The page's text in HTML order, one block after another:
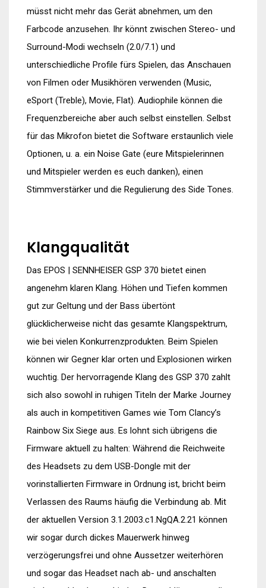
müsst nicht mehr das Gerät abnehmen, um den
Farbcode anzusehen. Ihr könnt zwischen Stereo- und
Surround-Modi wechseln (2.0/7.1) und
unterschiedliche Profile fürs Spielen, das Anschauen
von Filmen oder Musikhören verwenden (Music,
eSport (Treble), Movie, Flat). Audiophile können die
Frequenzbereiche aber auch selbst einstellen. Selbst
für das Mikrofon bietet die Software erstaunlich viele
Optionen, u. a. ein Noise Gate (eure Mitspielerinnen
und Mitspieler werden es euch danken), einen
Stimmverstärker und die Regulierung des Side Tones.
Klangqualität
Das EPOS | SENNHEISER GSP 370 bietet einen
angenehm klaren Klang. Höhen und Tiefen kommen
gut zur Geltung und der Bass übertönt
glücklicherweise nicht das gesamte Klangspektrum,
wie bei vielen Konkurrenzprodukten. Beim Spielen
können wir Gegner klar orten und Explosionen wirken
wuchtig. Der hervorragende Klang des GSP 370 zahlt
sich also sowohl in ruhigen Titeln der Marke Journey
als auch in kompetitiven Games wie Tom Clancy’s
Rainbow Six Siege aus. Es lohnt sich übrigens die
Firmware aktuell zu halten: Während die Reichweite
des Headsets zu dem USB-Dongle mit der
vorinstallierten Firmware in Ordnung ist, bricht beim
Verlassen des Raums häufig die Verbindung ab. Mit
der aktuellen Version 3.1.2003.c1.NgQA.2.21 können
wir sogar durch dickes Mauerwerk hinweg
verzögerungsfrei und ohne Aussetzer weiterhören
und sogar das Headset nach ab- und anschalten